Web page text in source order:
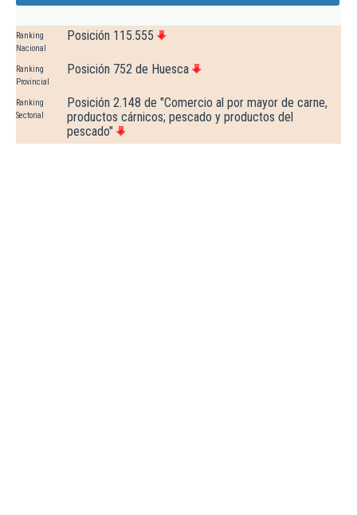
Ranking
Nacional
Posición 115.555
Ranking
Provincial
Posición 752 de Huesca
Ranking
Sectorial
Posición 2.148 de "Comercio al por mayor de carne,
productos cárnicos; pescado y productos del
pescado"